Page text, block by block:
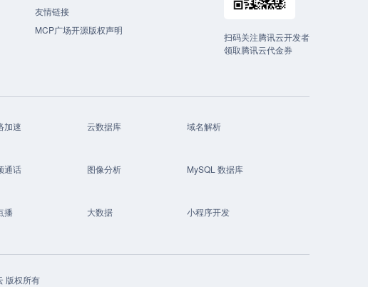
友情链接
MCP广场开源版权声明
扫码关注腾讯云开发者
领取腾讯云代金券
加速 云数据库
域名解析
通话 图像分析
MySQL 数据库
播 大数据
小程序开发
版权所有